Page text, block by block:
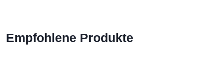
Empfohlene Produkte